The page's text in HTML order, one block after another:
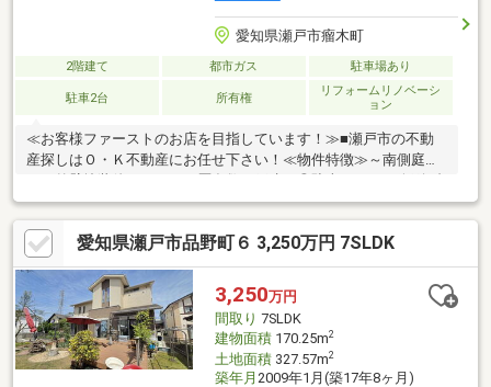
愛知県瀬戸市瘤木町
2階建て 都市ガス 駐車場あり
駐車2台 所有権
リフォームリノベーシ
ョン
≪お客様ファーストのお店を目指しています！≫■瀬戸市の不動
産探しはＯ・Ｋ不動産にお任せ下さい！≪物件特徴≫～南側庭付
分◎高台に付き日当り・通風良好◎閑静な住宅街≪リフォーム歴
≫2018年頃：瓦交換・外壁塗装・防水工事2023年：2階和室天井
張替2022年：南側洋室フローリング張替2021年：玄関扉交換2014
年：トイレ交換他多数♪≪周辺環境≫徒歩時間◎愛環「瀬戸口」駅
17分◎瀬戸線「新瀬戸」駅26分◎ミニストップ12分◎ドラッグス
ギヤマ9分◎フィール12分◎陶原小17分◎水無中19分
愛知県瀬戸市品野町６ 3,250万円 7SLDK
3,250万円
間取り 7SLDK
建物面積170.25m2
土地面積327.57m2
築年月 2009年1月(築17年8ヶ月)